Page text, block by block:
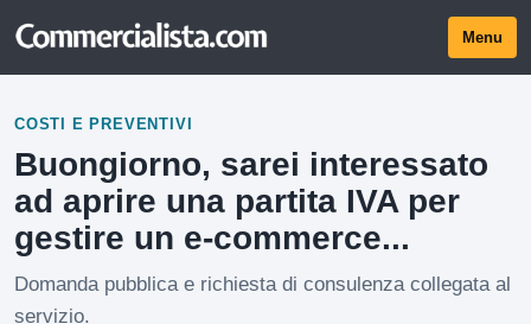
Menu
COSTI E PREVENTIVI
Buongiorno, sarei interessato
ad aprire una partita IVA per
gestire un e-commerce...
Domanda pubblica e richiesta di consulenza collegata al
servizio.